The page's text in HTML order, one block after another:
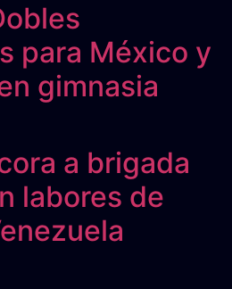
para México y
gimnasia
a brigada
labores de